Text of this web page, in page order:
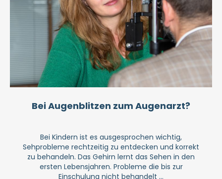
Bei Augenblitzen zum Augenarzt?
Bei Kindern ist es ausgesprochen wichtig,
Sehprobleme rechtzeitig zu entdecken und korrekt
zu behandeln. Das Gehirn lernt das Sehen in den
ersten Lebensjahren. Probleme die bis zur
Einschulung nicht behandelt ...